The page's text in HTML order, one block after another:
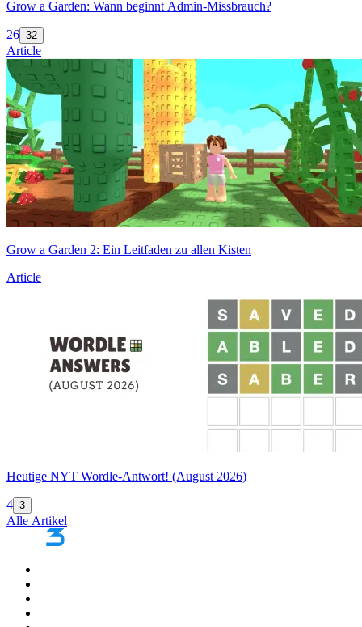
Grow a Garden: Wann beginnt Admin-Missbrauch?
26 32
Article
Grow a Garden 2: Ein Leitfaden zu allen Kisten
Article
Heutige NYT Wordle-Antwort! (August 2026)
4 3
Alle Artikel